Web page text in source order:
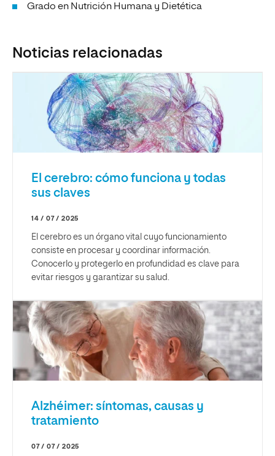
Grado en Nutrición Humana y Dietética
Noticias relacionadas
El cerebro: cómo funciona y todas
sus claves
14 / 07 / 2025
El cerebro es un órgano vital cuyo funcionamiento
consiste en procesar y coordinar información.
Conocerlo y protegerlo en profundidad es clave para
evitar riesgos y garantizar su salud.
Alzhéimer: síntomas, causas y
tratamiento
07 / 07 / 2025